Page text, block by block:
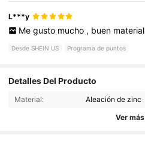
L***y
Me gusto mucho , buen material
Desde SHEIN US Programa de puntos
Detalles Del Producto
Material: Aleación de zinc
Ver más
4.77 1.1K Seguidores
1.1K Seguidores